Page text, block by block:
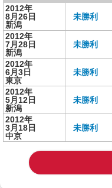
2012年
8月26日
新潟
未勝利
2012年
7月28日
新潟
未勝利
2012年
6月3日
東京
未勝利
2012年
5月12日
新潟
未勝利
2012年
3月18日
中京
未勝利